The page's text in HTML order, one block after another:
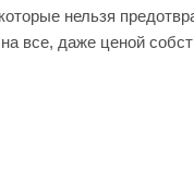
нельзя
все, даже ценой